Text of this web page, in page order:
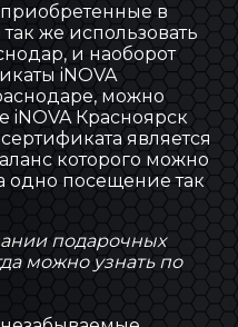
в
же использовать
и наоборот
iNOVA
можно
iNOVA Красноярск
является
которого можно
одно посещение так
подарочных
можно узнать по